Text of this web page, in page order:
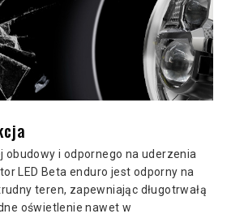
obudowy i odpornego na uderzenia
LED Beta enduro jest odporny na
teren, zapewniając długotrwałą
oświetlenie nawet w